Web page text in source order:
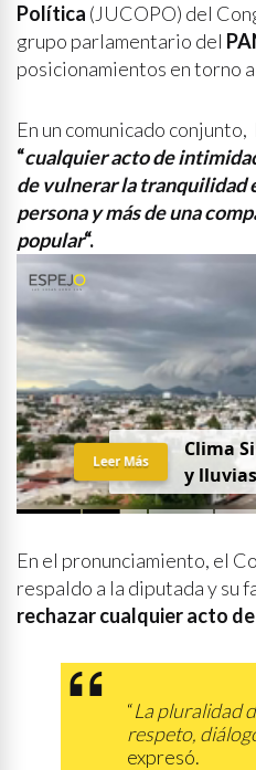
Política (JUCOPO) del
grupo parlamentario del
posicionamientos en torno
En un comunicado
“cualquier acto de
de vulnerar la tranquilidad
persona y más de una
popular“.
Clima
y
agosto
Leer Más
En el pronunciamiento, el
respaldo a la diputada y su
rechazar cualquier acto
“La pluralidad
respeto,
expresó.